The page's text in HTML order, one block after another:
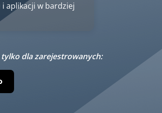
aplikacji w bardziej
dla zarejestrowanych: